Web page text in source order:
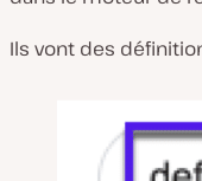
Ils vont des